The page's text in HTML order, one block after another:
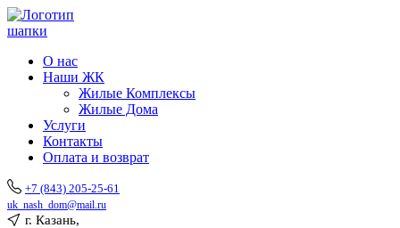
О нас
Наши ЖК
Жилые Комплексы
Жилые Дома
Услуги
Контакты
Оплата и возврат
+7 (843) 205-25-61
uk_nash_dom@mail.ru
г. Казань,